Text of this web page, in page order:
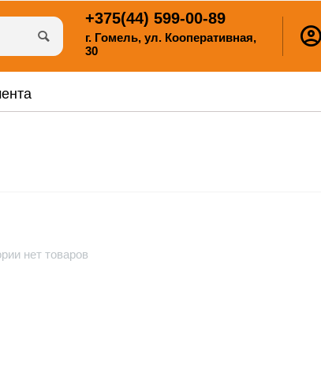
+375(44) 599-00-89
г. Гомель, ул. Кооперативная,
30
нет товаров